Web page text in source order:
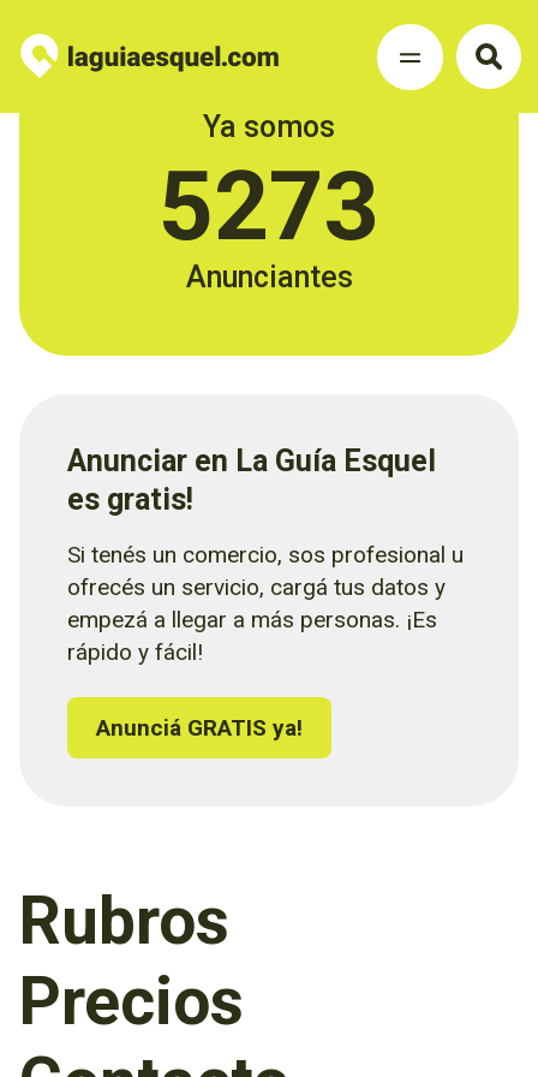
Ya somos
5273
Anunciantes
Anunciar en La Guía Esquel
es gratis!
Si tenés un comercio, sos profesional u
ofrecés un servicio, cargá tus datos y
empezá a llegar a más personas. ¡Es
rápido y fácil!
Anunciá GRATIS ya!
Rubros
Precios